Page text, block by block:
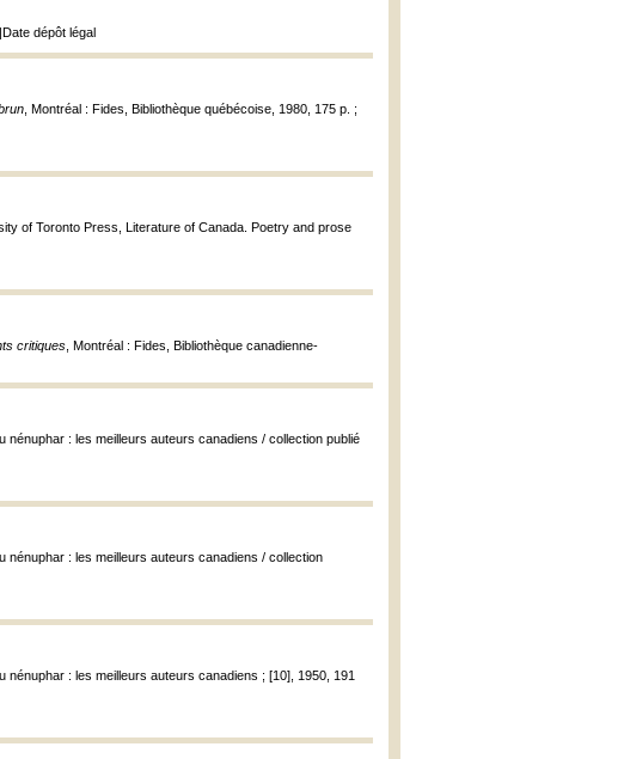
dépôt légal
, Montréal : Fides, Bibliothèque québécoise, 1980, 175 p. ;
of Toronto Press, Literature of Canada. Poetry and prose
critiques , Montréal : Fides, Bibliothèque canadienne-
nénuphar : les meilleurs auteurs canadiens / collection publié
nénuphar : les meilleurs auteurs canadiens / collection
nénuphar : les meilleurs auteurs canadiens ; [10], 1950, 191